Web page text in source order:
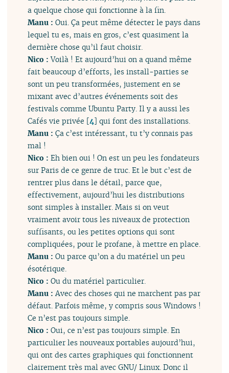
a quelque chose qui fonctionne à la fin.
Manu :Oui. Ça peut même détecter le pays dans
lequel tu es, mais en gros, c’est quasiment la
dernière chose qu’il faut choisir.
Nico :Voilà ! Et aujourd’hui on a quand même
fait beaucoup d’efforts, les install-parties se
sont un peu transformées, justement en se
mixant avec d’autres événements soit des
festivals comme Ubuntu Party. Il y a aussi les
Cafés vie privée [4] qui font des installations.
Manu :Ça c’est intéressant, tu t’y connais pas
mal !
Nico :Eh bien oui ! On est un peu les fondateurs
sur Paris de ce genre de truc. Et le but c’est de
rentrer plus dans le détail, parce que,
effectivement, aujourd’hui les distributions
sont simples à installer. Mais si on veut
vraiment avoir tous les niveaux de protection
suffisants, ou les petites options qui sont
compliquées, pour le profane, à mettre en place.
Manu :Ou parce qu’on a du matériel un peu
ésotérique.
Nico :Ou du matériel particulier.
Manu :Avec des choses qui ne marchent pas par
défaut. Parfois même, y compris sous Windows !
Ce n’est pas toujours simple.
Nico :Oui, ce n’est pas toujours simple. En
particulier les nouveaux portables aujourd’hui,
qui ont des cartes graphiques qui fonctionnent
clairement très mal avec GNU/ Linux. Donc il